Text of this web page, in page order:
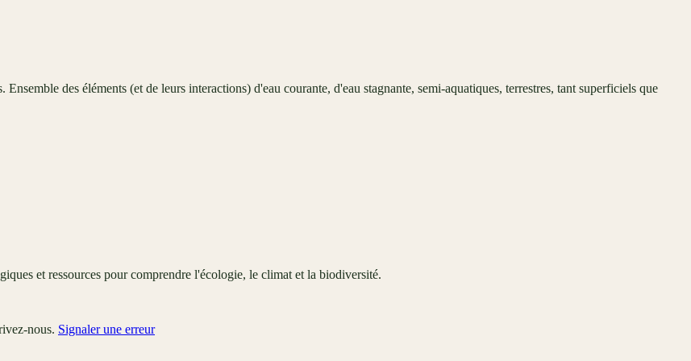
des éléments (et de leurs interactions) d'eau courante, d'eau stagnante, semi-aquatiques, terrestres, tant superficiels que
et ressources pour comprendre l'écologie, le climat et la biodiversité.
nous. Signaler une erreur